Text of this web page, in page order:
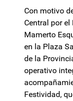
Con motivo
Central por
Mamerto
en la Plaza
de la
operativo
Festividad,